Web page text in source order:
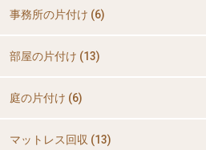
事務所の片付け (6)
部屋の片付け (13)
庭の片付け (6)
マットレス回収 (13)